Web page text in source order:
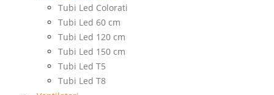
Tubi Led Colorati
Tubi Led 60 cm
Tubi Led 120 cm
Tubi Led 150 cm
Tubi Led T5
Tubi Led T8